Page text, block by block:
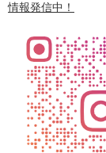
情報発信中！